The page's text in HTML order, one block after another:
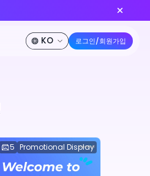
5 Promotional Display